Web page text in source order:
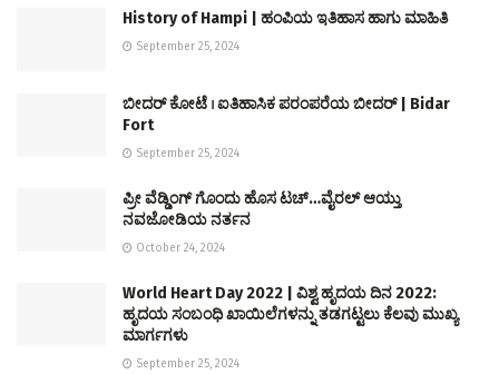
History of Hampi | ಹಂಪಿಯ ಇತಿಹಾಸ ಹಾಗು ಮಾಹಿತಿ
September 25, 2024
ಬೀದರ್ ಕೋಟೆ । ಐತಿಹಾಸಿಕ ಪರಂಪರೆಯ ಬೀದರ್ | Bidar
Fort
September 25, 2024
ಪ್ರೀ ವೆಡ್ಡಿಂಗ್ ಗೊಂದು ಹೊಸ ಟಚ್…ವೈರಲ್ ಆಯ್ತು
ನವಜೋಡಿಯ ನರ್ತನ
October 24, 2024
World Heart Day 2022 | ವಿಶ್ವ ಹೃದಯ ದಿನ 2022:
ಹೃದಯ ಸಂಬಂಧಿ ಖಾಯಿಲೆಗಳನ್ನು ತಡಗಟ್ಟಲು ಕೆಲವು ಮುಖ್ಯ
ಮಾರ್ಗಗಳು
September 25, 2024